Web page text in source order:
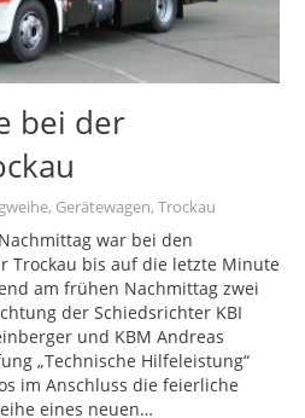
bei der
, Gerätewagen, Trockau
war bei den
Trockau bis auf die letzte Minute
am frühen Nachmittag zwei
der Schiedsrichter KBI
und KBM Andreas
„Technische Hilfeleistung“
im Anschluss die feierliche
eines neuen…